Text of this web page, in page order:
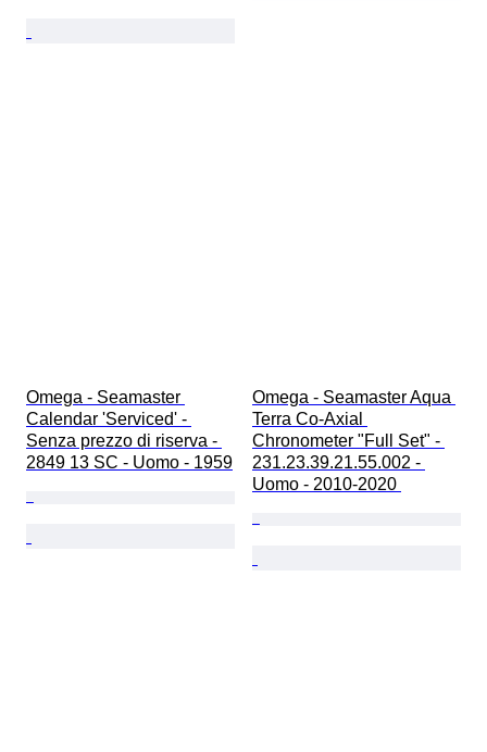
Omega - Seamaster
Calendar 'Serviced' -
Senza prezzo di riserva -
2849 13 SC - Uomo - 1959
Omega - Seamaster Aqua
Terra Co-Axial
Chronometer "Full Set" -
231.23.39.21.55.002 -
Uomo - 2010-2020